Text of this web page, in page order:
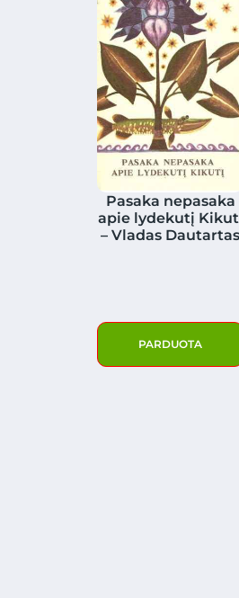
Pasaka nepasaka
apie lydekutį
– Vladas Dautartas
PARDUOTA